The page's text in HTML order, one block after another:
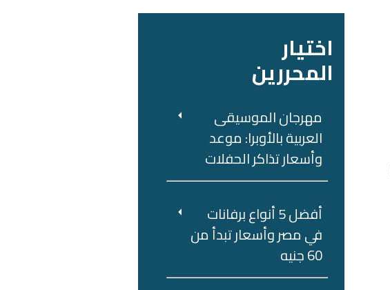
اختيار
المحررين
مهرجان الموسيقى
العربية بالأوبرا: موعد
وأسعار تذاكر الحفلات
أفضل 5 أنواع برفانات
في مصر وأسعار تبدأ من
60 جنيه